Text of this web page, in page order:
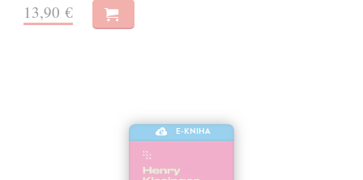
13,90 €
E-KNIHA